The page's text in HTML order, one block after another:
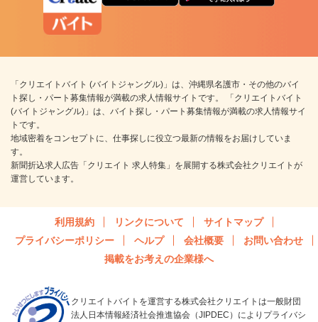
「クリエイトバイト (バイトジャングル)」は、沖縄県名護市・その他のバイ
ト探し・パート募集情報が満載の求人情報サイトです。 「クリエイトバイト
(バイトジャングル)」は、バイト探し・パート募集情報が満載の求人情報サイ
トです。
地域密着をコンセプトに、仕事探しに役立つ最新の情報をお届けしていま
す。
新聞折込求人広告「クリエイト 求人特集」を展開する株式会社クリエイトが
運営しています。
利用規約 リンクについて
サイトマップ
プライバシーポリシー
ヘルプ 会社概要
お問い合わせ
掲載をお考えの企業様へ
クリエイトバイトを運営する株式会社クリエイトは一般財団
法人日本情報経済社会推進協会（JIPDEC）によりプライバシ